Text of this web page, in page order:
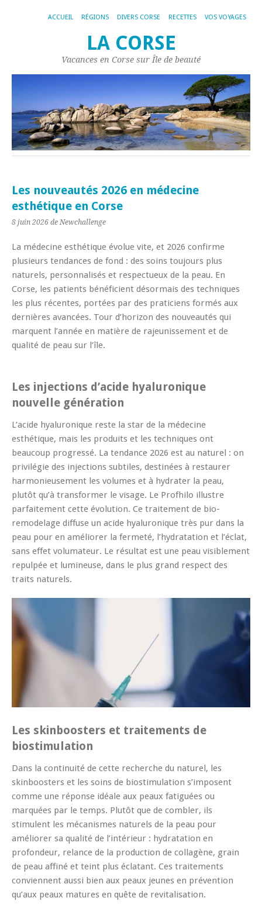
ACCUEIL RÉGIONS DIVERS CORSE RECETTES VOS VOYAGES
LA CORSE
Vacances en Corse sur Île de beauté
Les nouveautés 2026 en médecine
esthétique en Corse
8 juin 2026 de Newchallenge
La médecine esthétique évolue vite, et 2026 confirme
plusieurs tendances de fond : des soins toujours plus
naturels, personnalisés et respectueux de la peau. En
Corse, les patients bénéficient désormais des techniques
les plus récentes, portées par des praticiens formés aux
dernières avancées. Tour d’horizon des nouveautés qui
marquent l’année en matière de rajeunissement et de
qualité de peau sur l’île.
Les injections d’acide hyaluronique
nouvelle génération
L’acide hyaluronique reste la star de la médecine
esthétique, mais les produits et les techniques ont
beaucoup progressé. La tendance 2026 est au naturel : on
privilégie des injections subtiles, destinées à restaurer
harmonieusement les volumes et à hydrater la peau,
plutôt qu’à transformer le visage. Le Profhilo illustre
parfaitement cette évolution. Ce traitement de bio-
remodelage diffuse un acide hyaluronique très pur dans la
peau pour en améliorer la fermeté, l’hydratation et l’éclat,
sans effet volumateur. Le résultat est une peau visiblement
repulpée et lumineuse, dans le plus grand respect des
traits naturels.
Les skinboosters et traitements de
biostimulation
Dans la continuité de cette recherche du naturel, les
skinboosters et les soins de biostimulation s’imposent
comme une réponse idéale aux peaux fatiguées ou
marquées par le temps. Plutôt que de combler, ils
stimulent les mécanismes naturels de la peau pour
améliorer sa qualité de l’intérieur : hydratation en
profondeur, relance de la production de collagène, grain
de peau affiné et teint plus éclatant. Ces traitements
conviennent aussi bien aux peaux jeunes en prévention
qu’aux peaux matures en quête de revitalisation.